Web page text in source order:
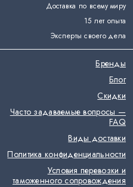
Доставка по всему миру
15 лет опыта
Эксперты своего дела
Бренды
Блог
Скидки
Часто задаваемые вопросы —
FAQ
Виды доставки
Политика конфиденциальности
Условия перевозки и
таможенного сопровождения